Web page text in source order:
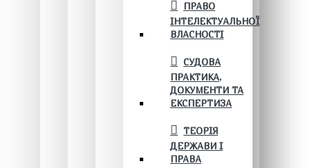
ПРАВО
ІНТЕЛЕКТУАЛЬНОЇ
ВЛАСНОСТІ
СУДОВА
ПРАКТИКА,
ДОКУМЕНТИ ТА
ЕКСПЕРТИЗА
ТЕОРІЯ
ДЕРЖАВИ І
ПРАВА